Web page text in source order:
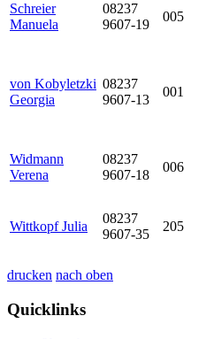
Schreier
Manuela
08237
9607-19
005
von Kobyletzki
Georgia
08237
9607-13
001
Widmann
Verena
08237
9607-18
006
Wittkopf Julia
08237
9607-35
205
drucken nach oben
Quicklinks